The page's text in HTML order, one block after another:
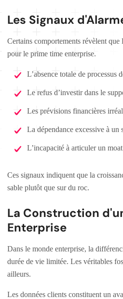
Les Signaux
Certains comportements révèlent que
pour le prime time enterprise.
L’absence totale de processus
Le refus d’investir dans le
Les prévisions financières
La dépendance excessive à un
L’incapacité à articuler un
Ces signaux indiquent que la
sable plutôt que sur du roc.
La Construction
Enterprise
Dans le monde enterprise, la
durée de vie limitée. Les véritables
ailleurs.
Les données clients constituent un